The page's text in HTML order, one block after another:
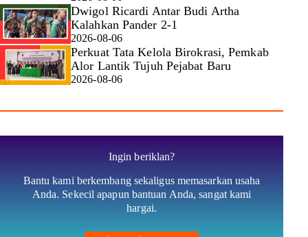
Dwigol Ricardi Antar Budi Artha
Kalahkan Pander 2-1
2026-08-06
Perkuat Tata Kelola Birokrasi, Pemkab
Alor Lantik Tujuh Pejabat Baru
2026-08-06
Ingin beriklan?
Bantu kami berkembang sekaligus memasarkan usaha
Anda. Sekecil apapun bantuan Anda, sangat kami
hargai.